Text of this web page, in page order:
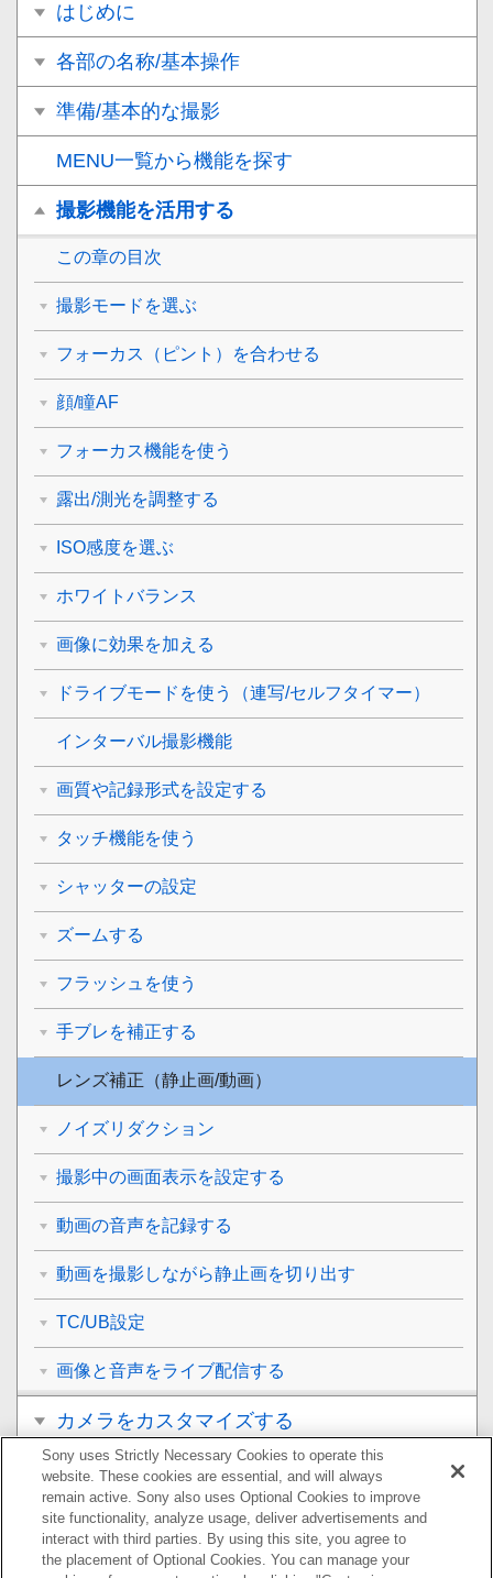
はじめに
各部の名称/基本操作
準備/基本的な撮影
MENU一覧から機能を探す
撮影機能を活用する
この章の目次
撮影モードを選ぶ
フォーカス（ピント）を合わせる
顔/瞳AF
フォーカス機能を使う
露出/測光を調整する
ISO感度を選ぶ
ホワイトバランス
画像に効果を加える
ドライブモードを使う（連写/セルフタイマー）
インターバル撮影機能
画質や記録形式を設定する
タッチ機能を使う
シャッターの設定
ズームする
フラッシュを使う
手ブレを補正する
レンズ補正 （静止画/動画）
ノイズリダクション
撮影中の画面表示を設定する
動画の音声を記録する
動画を撮影しながら静止画を切り出す
TC/UB設定
画像と音声をライブ配信する
カメラをカスタマイズする
再生する
カメラの設定を変更する
スマートフォンでできること
Sony uses Strictly Necessary Cookies to operate this
website. These cookies are essential, and will always
remain active. Sony also uses Optional Cookies to improve
site functionality, analyze usage, deliver advertisements and
interact with third parties. By using this site, you agree to
the placement of Optional Cookies. You can manage your